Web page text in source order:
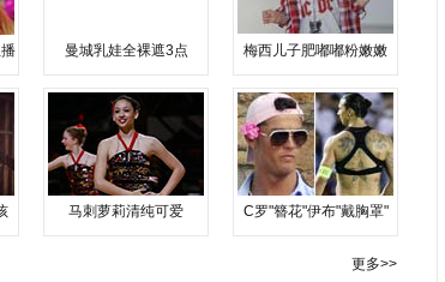
曼城乳娃全裸遮3点 梅西儿子肥嘟嘟粉嫩嫩
马刺萝莉清纯可爱 C罗"簪花"伊布"戴胸罩"
更多>>